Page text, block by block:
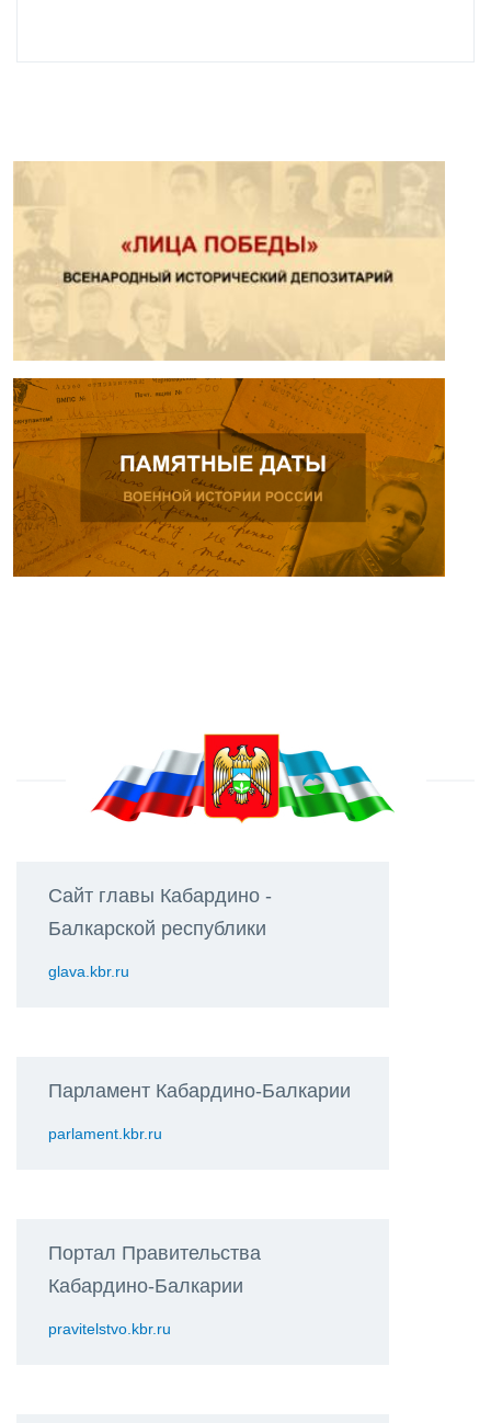
Сайт главы Кабардино -
Балкарской республики
glava.kbr.ru
Парламент Кабардино-Балкарии
parlament.kbr.ru
Портал Правительства
Кабардино-Балкарии
pravitelstvo.kbr.ru